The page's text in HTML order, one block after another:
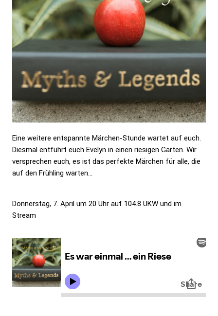
Eine weitere entspannte Märchen-Stunde wartet auf euch.
Diesmal entführt euch Evelyn in einen riesigen Garten. Wir
versprechen euch, es ist das perfekte Märchen für alle, die
auf den Frühling warten…
Donnerstag, 7. April um 20 Uhr auf 104.8 UKW und im
Stream